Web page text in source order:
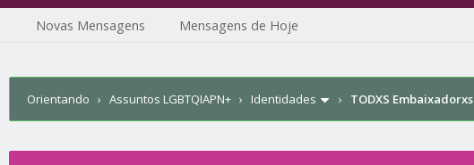
Novas Mensagens Mensagens de Hoje
Orientando › Assuntos LGBTQIAPN+ › Identidades › TODXS Embaixadorxs